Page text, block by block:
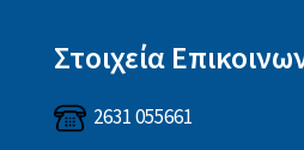
Στοιχεία
2631 055661